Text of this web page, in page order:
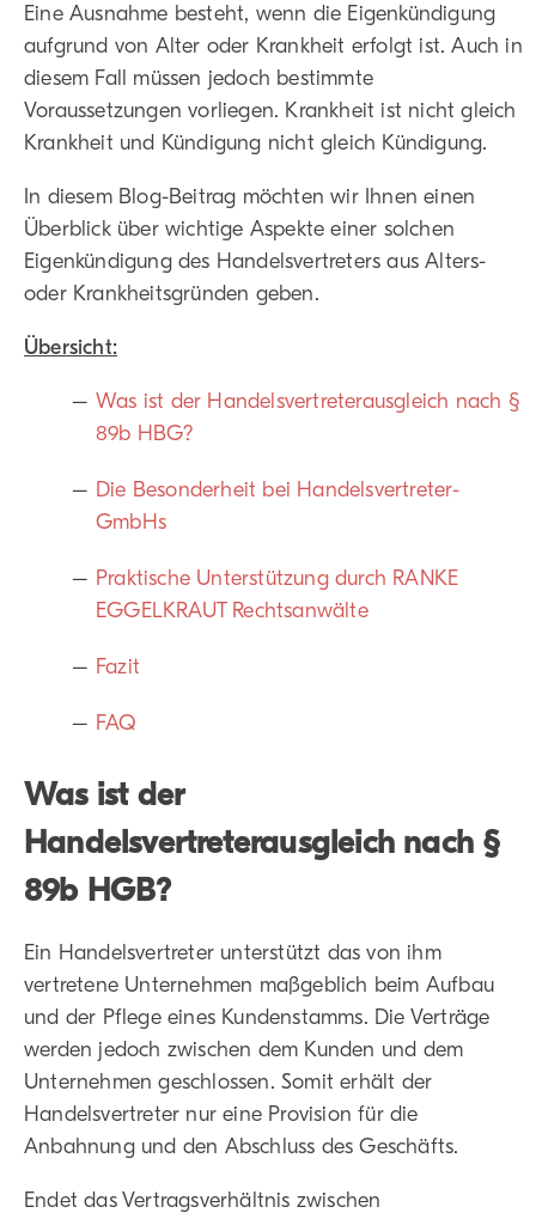
Eine Ausnahme besteht, wenn die Eigenkündigung
aufgrund von Alter oder Krankheit erfolgt ist. Auch in
diesem Fall müssen jedoch bestimmte
Voraussetzungen vorliegen. Krankheit ist nicht gleich
Krankheit und Kündigung nicht gleich Kündigung.
In diesem Blog-Beitrag möchten wir Ihnen einen
Überblick über wichtige Aspekte einer solchen
Eigenkündigung des Handelsvertreters aus Alters-
oder Krankheitsgründen geben.
Übersicht:
Was ist der Handelsvertreterausgleich nach §
89b HBG?
Die Besonderheit bei Handelsvertreter-
GmbHs
Praktische Unterstützung durch RANKE
EGGELKRAUT Rechtsanwälte
Fazit
FAQ
Was ist der
Handelsvertreterausgleich nach §
89b HGB?
Ein Handelsvertreter unterstützt das von ihm
vertretene Unternehmen maßgeblich beim Aufbau
und der Pflege eines Kundenstamms. Die Verträge
werden jedoch zwischen dem Kunden und dem
Unternehmen geschlossen. Somit erhält der
Handelsvertreter nur eine Provision für die
Anbahnung und den Abschluss des Geschäfts.
Endet das Vertragsverhältnis zwischen